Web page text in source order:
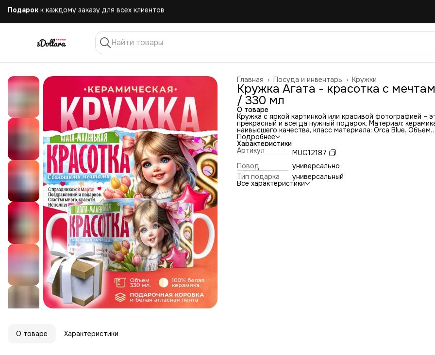
Бесплатная доставка при заказе от 10.000 руб.
Кружки
Посуда и инвентарь ›
Главная ›
Кружка Агата - красотка с
/ 330 мл
О товаре
Кружка с яркой картинкой или красивой фотографией –
прекрасный и всегда нужный подарок. Материал:
наивысшего качества, класс материала: Orca Blue. Объем
кружки: 330 мл. Размеры: высота: 9,5 см, диаметр: 8 см.
нанесения изображения: промышленная сублимационная
печать. Кружку можно мыть в посудомоечной машине,
ставить в микроволновую печь. Рисунок не стирается. Для
отличного сюрприза не стоит ждать повод! А если он
тем более самое время задуматься об удивительном
подарке, который не покажется банальными или
Чем же порадовать родных, близких или коллег по работе?
Подробнее
Характеристики
Артикул
MUG12187
Повод
универсально
Тип подарка
универсальный
Все характеристики
О товаре Характеристики